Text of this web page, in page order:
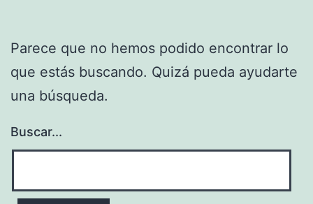
Parece que no hemos podido encontrar lo
que estás buscando. Quizá pueda ayudarte
una búsqueda.
Buscar...